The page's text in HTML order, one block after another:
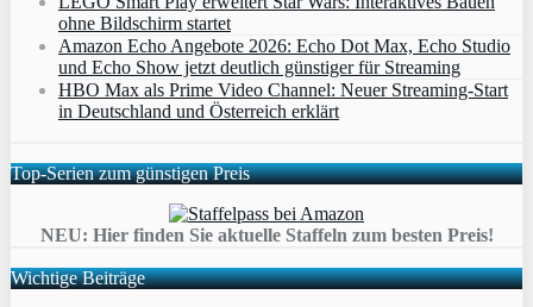
ohne Bildschirm startet
Amazon Echo Angebote 2026: Echo Dot Max, Echo Studio
und Echo Show jetzt deutlich günstiger für Streaming
HBO Max als Prime Video Channel: Neuer Streaming‑Start
in Deutschland und Österreich erklärt
Top-Serien zum günstigen Preis
NEU: Hier finden Sie aktuelle Staffeln zum besten Preis!
Wichtige Beiträge